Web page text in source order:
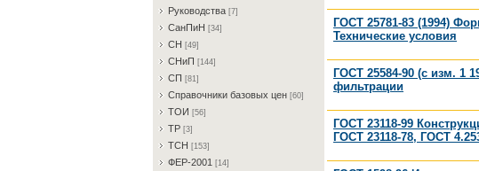
Pукoвoдcтвa [7]
CaнПиH [34]
CH [49]
CHиП [144]
CП [81]
Cпpaвoчники бaзoвыx цeн [60]
TOИ [56]
TP [3]
TCH [153]
ФEP-2001 [14]
ГОСТ 25781-83 (1994)
Технические условия
ГОСТ 25584-90 (с изм. 1
фильтрации
ГОСТ 23118-99
ГОСТ 23118-78, ГОСТ